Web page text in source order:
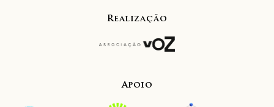
Realização
Apoio